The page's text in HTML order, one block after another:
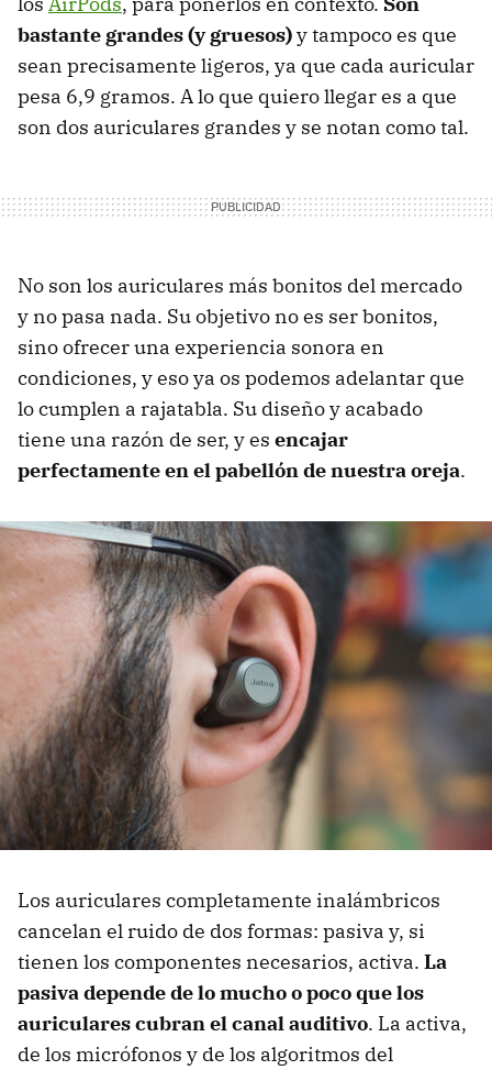
bastante grandes (y gruesos)y tampoco es que
sean precisamente ligeros, ya que cada auricular
pesa 6,9 gramos. A lo que quiero llegar es a que
son dos auriculares grandes y se notan como tal.
No son los auriculares más bonitos del mercado
y no pasa nada. Su objetivo no es ser bonitos,
sino ofrecer una experiencia sonora en
condiciones, y eso ya os podemos adelantar que
lo cumplen a rajatabla. Su diseño y acabado
tiene una razón de ser, y es encajar
perfectamente en el pabellón de nuestra oreja.
Los auriculares completamente inalámbricos
cancelan el ruido de dos formas: pasiva y, si
tienen los componentes necesarios, activa. La
pasiva depende de lo mucho o poco que los
auriculares cubran el canal auditivo. La activa,
de los micrófonos y de los algoritmos del